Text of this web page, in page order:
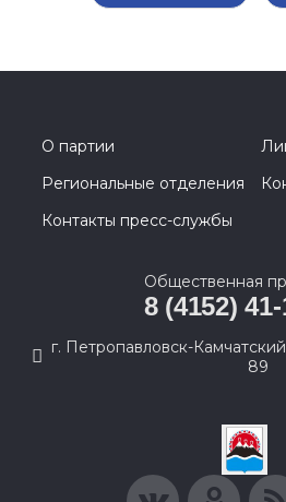
О партии
Региональные отделения
Контакты пресс-службы
Общественная
8 (4152)
г. Петропавловск-
89